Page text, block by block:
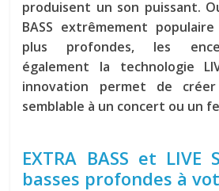
produisent un son puissant.
BASS extrêmement
plus profondes, les
également la technologie
innovation permet de
semblable à un concert ou un
EXTRA BASS et LIVE
basses profondes à